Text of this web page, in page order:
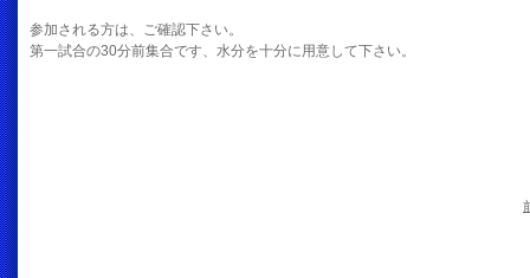
参加される方は、ご確認下さい。
第一試合の30分前集合です、水分を十分に用意して下さい。